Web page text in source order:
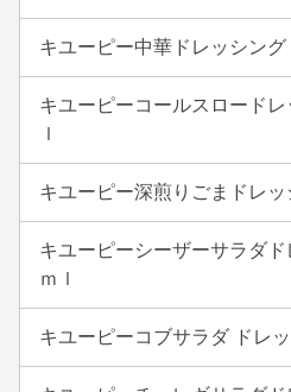
キユーピー中華ドレッシング
キユーピーコールスロード
ｌ
キユーピー深煎りごまドレッ
キユーピーシーザーサラダド
ｍｌ
キユーピーコブサラダ ドレ